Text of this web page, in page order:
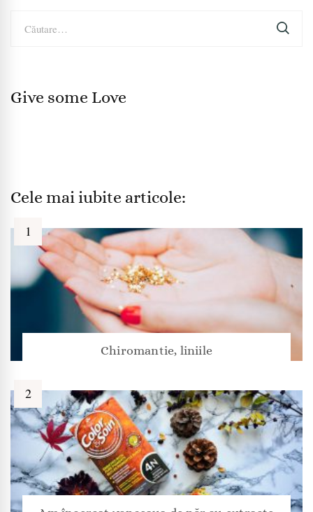
după:
Give some Love
Cele mai iubite articole:
Chiromantie, liniile